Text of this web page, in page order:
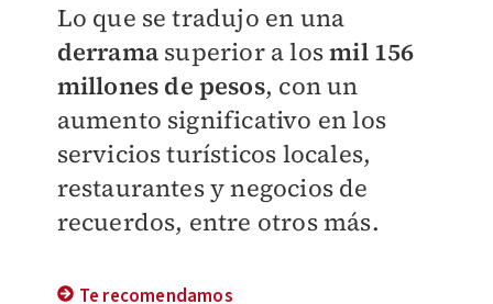
Lo que se tradujo en una
derramasuperior a losmil 156
millones de pesos, con un
aumento significativo en los
servicios turísticos locales,
restaurantes y negocios de
recuerdos, entre otros más.
Te recomendamos